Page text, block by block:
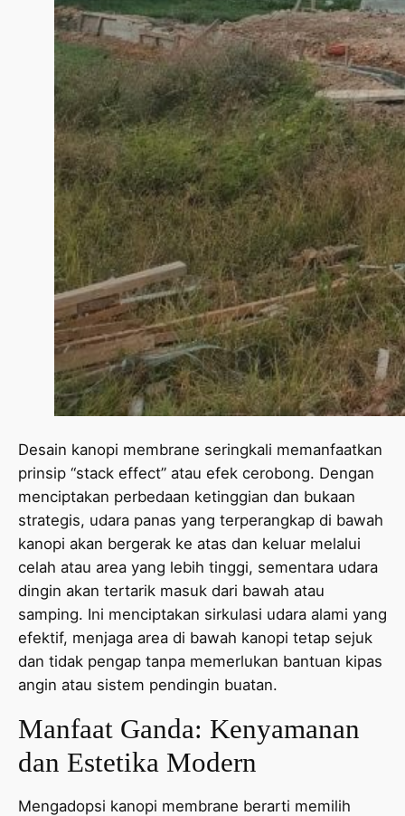
Desain kanopi membrane seringkali memanfaatkan
prinsip “stack effect” atau efek cerobong. Dengan
menciptakan perbedaan ketinggian dan bukaan
strategis, udara panas yang terperangkap di bawah
kanopi akan bergerak ke atas dan keluar melalui
celah atau area yang lebih tinggi, sementara udara
dingin akan tertarik masuk dari bawah atau
samping. Ini menciptakan sirkulasi udara alami yang
efektif, menjaga area di bawah kanopi tetap sejuk
dan tidak pengap tanpa memerlukan bantuan kipas
angin atau sistem pendingin buatan.
Manfaat Ganda: Kenyamanan
dan Estetika Modern
Mengadopsi kanopi membrane berarti memilih